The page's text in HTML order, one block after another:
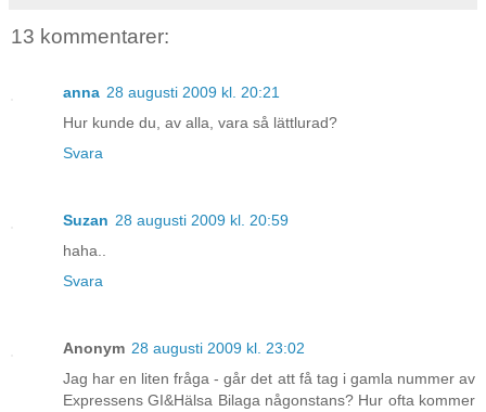
13 kommentarer:
anna 28 augusti 2009 kl. 20:21
Hur kunde du, av alla, vara så lättlurad?
Svara
Suzan 28 augusti 2009 kl. 20:59
haha..
Svara
Anonym 28 augusti 2009 kl. 23:02
Jag har en liten fråga - går det att få tag i gamla nummer av
Expressens GI&Hälsa Bilaga någonstans? Hur ofta kommer